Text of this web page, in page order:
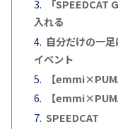
「SPEEDCAT
入れる
自分だけの一
イベント
【
【
SPEEDCAT